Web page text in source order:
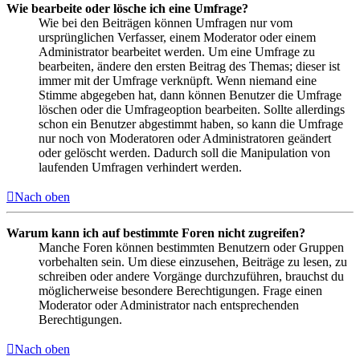
Wie bearbeite oder lösche ich eine Umfrage?
Wie bei den Beiträgen können Umfragen nur vom
ursprünglichen Verfasser, einem Moderator oder einem
Administrator bearbeitet werden. Um eine Umfrage zu
bearbeiten, ändere den ersten Beitrag des Themas; dieser ist
immer mit der Umfrage verknüpft. Wenn niemand eine
Stimme abgegeben hat, dann können Benutzer die Umfrage
löschen oder die Umfrageoption bearbeiten. Sollte allerdings
schon ein Benutzer abgestimmt haben, so kann die Umfrage
nur noch von Moderatoren oder Administratoren geändert
oder gelöscht werden. Dadurch soll die Manipulation von
laufenden Umfragen verhindert werden.
Nach oben
Warum kann ich auf bestimmte Foren nicht zugreifen?
Manche Foren können bestimmten Benutzern oder Gruppen
vorbehalten sein. Um diese einzusehen, Beiträge zu lesen, zu
schreiben oder andere Vorgänge durchzuführen, brauchst du
möglicherweise besondere Berechtigungen. Frage einen
Moderator oder Administrator nach entsprechenden
Berechtigungen.
Nach oben